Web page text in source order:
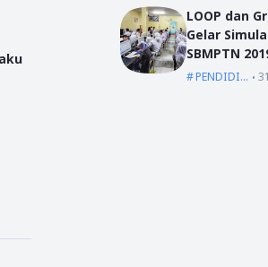
LOOP dan
Gelar
SBMPTN
Serentak Se-
PENDIDIKAN